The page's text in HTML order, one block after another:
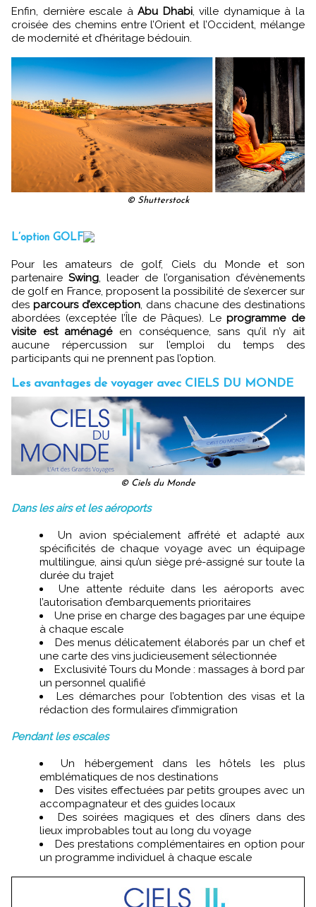
Enfin, dernière escale àAbu Dhabi, ville dynamique à la
croisée des chemins entre l’Orient et l’Occident, mélange
de modernité et d’héritage bédouin.
© Shutterstock
L’option GOLF
Pour les amateurs de golf, Ciels du Monde et son
partenaire Swing, leader de l’organisation d’évènements
de golf en France, proposent la possibilité de s’exercer sur
des parcours d’exception, dans chacune des destinations
abordées (exceptée l’Île de Pâques). Leprogramme de
visite est aménagéen conséquence, sans qu’il n’y ait
aucune répercussion sur l’emploi du temps des
participants qui ne prennent pas l’option.
Les avantages de voyager avec CIELS DU MONDE
© Ciels du Monde
Dans les airs et les aéroports
Un avion spécialement affrété et adapté aux
spécificités de chaque voyage avec un équipage
multilingue, ainsi qu’un siège pré-assigné sur toute la
durée du trajet
Une attente réduite dans les aéroports avec
l’autorisation d’embarquements prioritaires
Une prise en charge des bagages par une équipe
à chaque escale
Des menus délicatement élaborés par un chef et
une carte des vins judicieusement sélectionnée
Exclusivité Tours du Monde : massages à bord par
un personnel qualifié
Les démarches pour l’obtention des visas et la
rédaction des formulaires d’immigration
Pendant les escales
Un hébergement dans les hôtels les plus
emblématiques de nos destinations
Des visites effectuées par petits groupes avec un
accompagnateur et des guides locaux
Des soirées magiques et des dîners dans des
lieux improbables tout au long du voyage
Des prestations complémentaires en option pour
un programme individuel à chaque escale